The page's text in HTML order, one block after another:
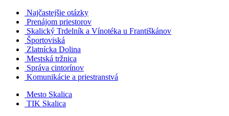
Najčastejšie otázky
Prenájom priestorov
Skalický Trdelník a Vínotéka u Františkánov
Športoviská
Zlatnícka Dolina
Mestská tržnica
Správa cintorínov
Komunikácie a​ priestranstvá
Mesto Skalica
TIK Skalica